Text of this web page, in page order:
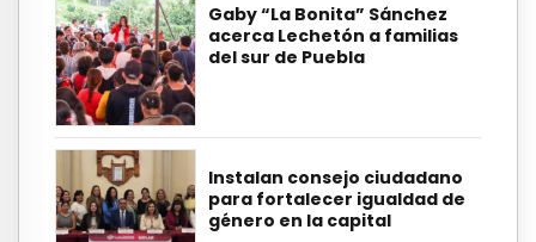
Gaby “La Bonita” Sánchez
acerca Lechetón a familias
del sur de Puebla
Instalan consejo ciudadano
para fortalecer igualdad de
género en la capital